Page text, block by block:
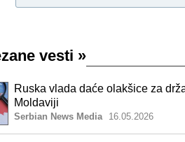
vesti »
Ruska vlada daće olakšice za
Moldaviji
Serbian News Media 16.05.2026